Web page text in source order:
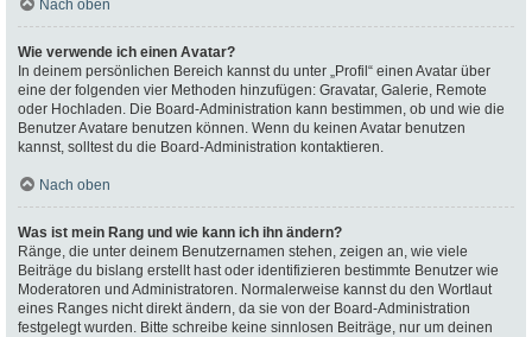
Nach oben
Wie verwende ich einen Avatar?
In deinem persönlichen Bereich kannst du unter „Profil“ einen Avatar über
eine der folgenden vier Methoden hinzufügen: Gravatar, Galerie, Remote
oder Hochladen. Die Board-Administration kann bestimmen, ob und wie die
Benutzer Avatare benutzen können. Wenn du keinen Avatar benutzen
kannst, solltest du die Board-Administration kontaktieren.
Nach oben
Was ist mein Rang und wie kann ich ihn ändern?
Ränge, die unter deinem Benutzernamen stehen, zeigen an, wie viele
Beiträge du bislang erstellt hast oder identifizieren bestimmte Benutzer wie
Moderatoren und Administratoren. Normalerweise kannst du den Wortlaut
eines Ranges nicht direkt ändern, da sie von der Board-Administration
festgelegt wurden. Bitte schreibe keine sinnlosen Beiträge, nur um deinen